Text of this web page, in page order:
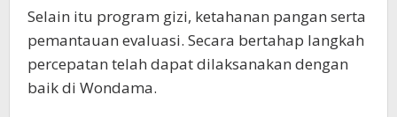
Selain itu program gizi, ketahanan pangan serta
pemantauan evaluasi. Secara bertahap langkah
percepatan telah dapat dilaksanakan dengan
baik di Wondama.